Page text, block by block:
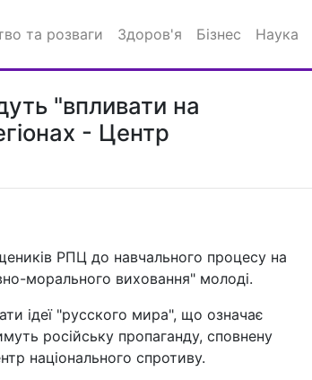
та розваги Здоров'я Бізнес Наука
"впливати на
- Центр
РПЦ до навчального процесу на
морального виховання" молоді.
ідеї "русского мира", що означає
російську пропаганду, сповнену
національного спротиву.